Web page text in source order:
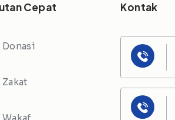
Cepat
Donasi
Zakat
Kontak